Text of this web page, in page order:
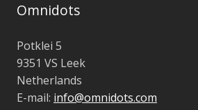
Omnidots
Potklei 5
9351 VS Leek
Netherlands
E-mail: info@omnidots.com